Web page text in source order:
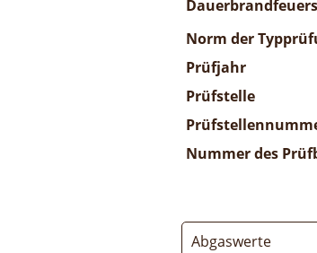
Norm der
Prüfjahr
Prüfstelle
Nummer des
Abgaswerte